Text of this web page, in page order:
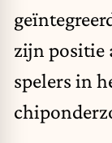
zijn positie
spelers in